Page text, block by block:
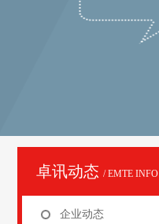
卓讯动态 / EMTE INFO
企业动态